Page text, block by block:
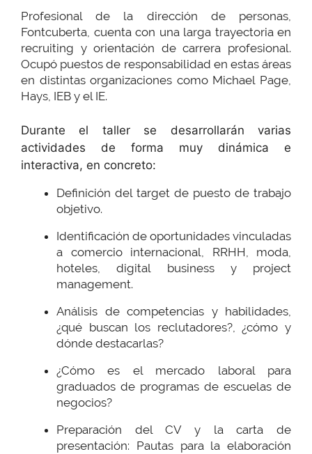
Profesional de la dirección de personas,
Fontcuberta, cuenta con una larga trayectoria en
recruiting y orientación de carrera profesional.
Ocupó puestos de responsabilidad en estas áreas
en distintas organizaciones como Michael Page,
Hays, IEB y el IE.
Durante el taller se desarrollarán varias
actividades de forma muy dinámica e
interactiva, en concreto:
Definición del target de puesto de trabajo
objetivo.
Identificación de oportunidades vinculadas
a comercio internacional, RRHH, moda,
hoteles, digital business y project
management.
Análisis de competencias y habilidades,
¿qué buscan los reclutadores?, ¿cómo y
dónde destacarlas?
¿Cómo es el mercado laboral para
graduados de programas de escuelas de
negocios?
Preparación del CV y la carta de
presentación: Pautas para la elaboración